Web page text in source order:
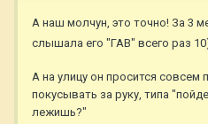
А наш молчун, это точно! За 3
слышала его "ГАВ" всего раз
А на улицу он просится совсем
покусывать за руку, типа
лежишь?"